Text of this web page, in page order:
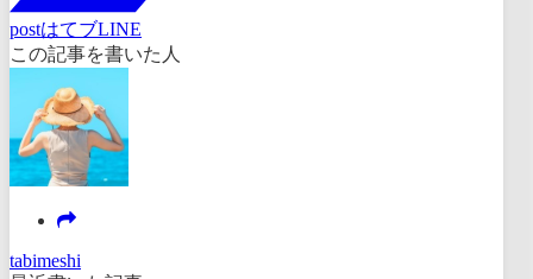
postはてブLINE
この記事を書いた人
tabimeshi